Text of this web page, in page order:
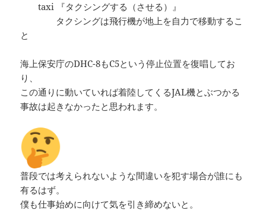
taxi 『タクシングする（させる）』
タクシングは飛行機が地上を自力で移動するこ
と
海上保安庁のDHC-8もC5という停止位置を復唱してお
り、
この通りに動いていれば着陸してくるJAL機とぶつかる
事故は起きなかったと思われます。
普段では考えられないような間違いを犯す場合が誰にも
有るはず。
僕も仕事始めに向けて気を引き締めないと。